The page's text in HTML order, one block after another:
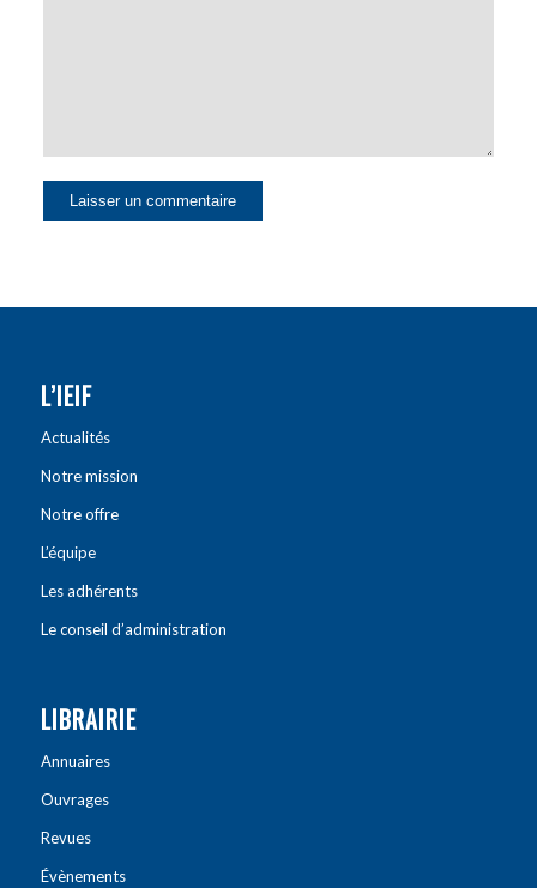
L’IEIF
Actualités
Notre mission
Notre offre
L’équipe
Les adhérents
Le conseil d’administration
LIBRAIRIE
Annuaires
Ouvrages
Revues
Évènements